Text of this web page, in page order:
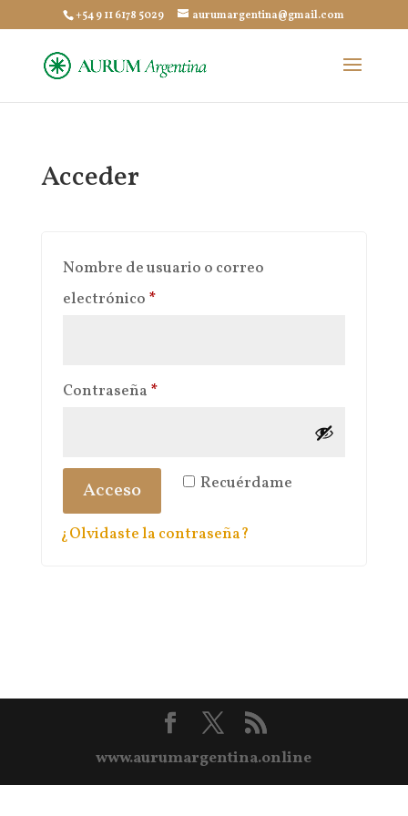
+54 9 11 6178 5029 aurumargentina@gmail.com
Acceder
Nombre de usuario o correo
electrónico *Obligatorio
Contraseña *Obligatorio
Recuérdame
Acceso
¿Olvidaste la contraseña?
www.aurumargentina.online